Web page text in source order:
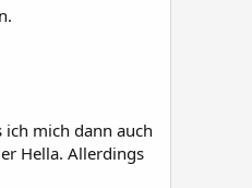
ich mich dann auch
Hella. Allerdings